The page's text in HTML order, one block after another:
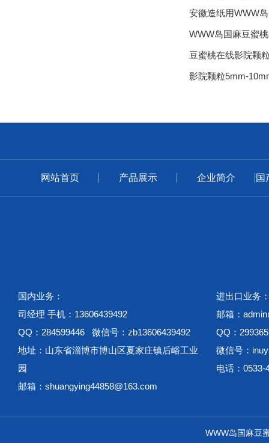
安徽造纸用WWW
WWW岛国麻豆蜜
豆蜜桃在线影院颗
影院颗粒5mm-
网站首页 产品展示 企业简介 国
国内业务：
司经理 手机：13606439492
QQ：284599446 微信号：zb13606439492
地址：山东省淄博市博山区夏家庄镇后峪工业
园
邮箱：shuangying44858@163.com
进出口业务
邮箱：
QQ：
微信号：
电话：0533-
WWW岛国麻豆